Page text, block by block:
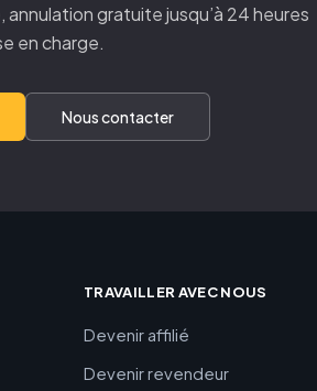
annulation gratuite jusqu’à 24 heures
en charge.
Nous contacter
TRAVAILLER AVEC NOUS
Devenir affilié
Devenir revendeur